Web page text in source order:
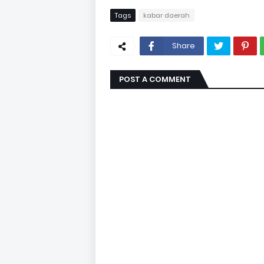
Tags kabar daerah
Share
POST A COMMENT